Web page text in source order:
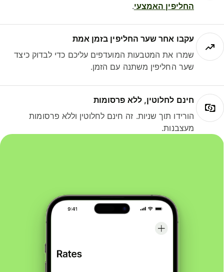
החליפין האמצעי.
עקבו אחר שער החליפין בזמן אמת
שמרו את המטבעות המועדפים עליכם כדי לבדוק כיצד
שער החליפין משתנה עם הזמן.
חינם לחלוטין, ללא פרסומות
הורידו תוך שניות. זה חינם לחלוטין וללא פרסומות
מעצבנות.